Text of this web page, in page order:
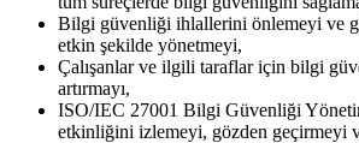
Bilgi güvenliği ihlallerini önlemeyi ve
etkin şekilde yönetmeyi,
Çalışanlar ve ilgili taraflar için bilgi
artırmayı,
ISO/IEC 27001 Bilgi Güvenliği
etkinliğini izlemeyi, gözden geçirmeyi